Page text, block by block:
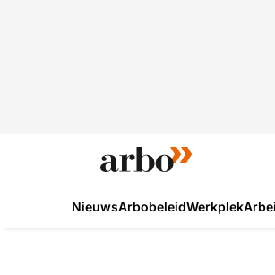
NieuwsArbobeleidWerkplek